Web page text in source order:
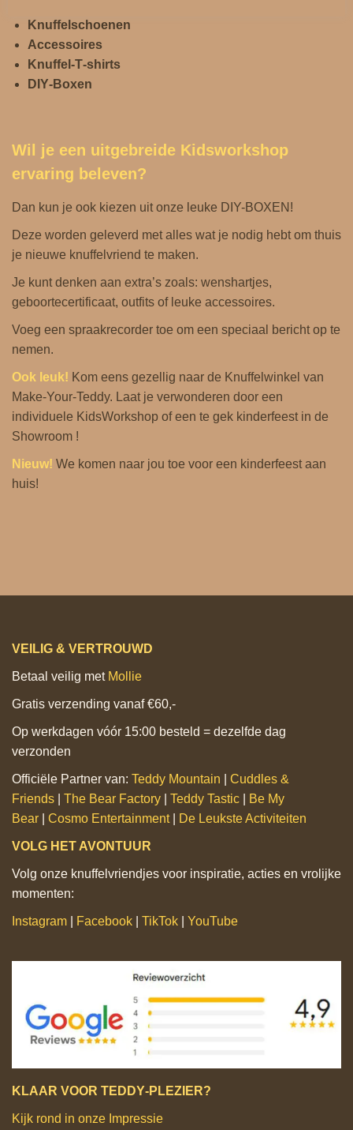
Knuffelschoenen
Accessoires
Knuffel‑T‑shirts
DIY‑Boxen
Wil je een uitgebreide Kidsworkshop
ervaring beleven?
Dan kun je ook kiezen uit onze leuke DIY-BOXEN!
Deze worden geleverd met alles wat je nodig hebt om thuis
je nieuwe knuffelvriend te maken.
Je kunt denken aan extra’s zoals: wenshartjes,
geboortecertificaat, outfits of leuke accessoires.
Voeg een spraakrecorder toe om een ​​speciaal bericht op te
nemen.
Ook leuk! Kom eens gezellig naar de Knuffelwinkel van
Make-Your-Teddy. Laat je verwonderen door een
individuele KidsWorkshop of een te gek kinderfeest in de
Showroom !
Nieuw! We komen naar jou toe voor een kinderfeest aan
huis!
VEILIG & VERTROUWD
Betaal veilig met Mollie
Gratis verzending vanaf €60,-
Op werkdagen vóór 15:00 besteld = dezelfde dag
verzonden
Officiële Partner van: Teddy Mountain
Cuddles &
Friends
The Bear Factory Teddy Tastic
Be My
Bear
Cosmo Entertainment| De Leukste Activiteiten
VOLG HET AVONTUUR
Volg onze knuffelvriendjes voor inspiratie, acties en vrolijke
momenten:
Instagram Facebook TikTok YouTube
KLAAR VOOR TEDDY‑PLEZIER?
Kijk rond in onze Impressie